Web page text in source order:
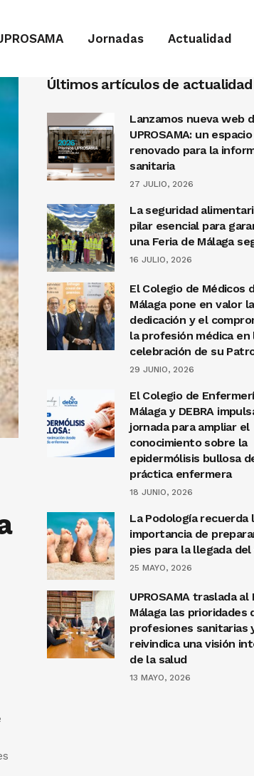
Jornadas Actualidad
Últimos artículos de actualidad
Lanzamos nueva web
UPROSAMA: un espacio
renovado para la
sanitaria
27 JULIO, 2026
La seguridad
pilar esencial para
una Feria de Málaga
16 JULIO, 2026
El Colegio de Médicos
Málaga pone en valor la
dedicación y el
la profesión médica en
celebración de su
29 JUNIO, 2026
El Colegio de
Málaga y DEBRA
jornada para ampliar el
conocimiento sobre la
epidermólisis bullosa
práctica enfermera
18 JUNIO, 2026
La Podología recuerda
importancia de
pies para la llegada
25 MAYO, 2026
UPROSAMA traslada al
Málaga las prioridades
profesiones sanitarias
reivindica una visión
de la salud
13 MAYO, 2026